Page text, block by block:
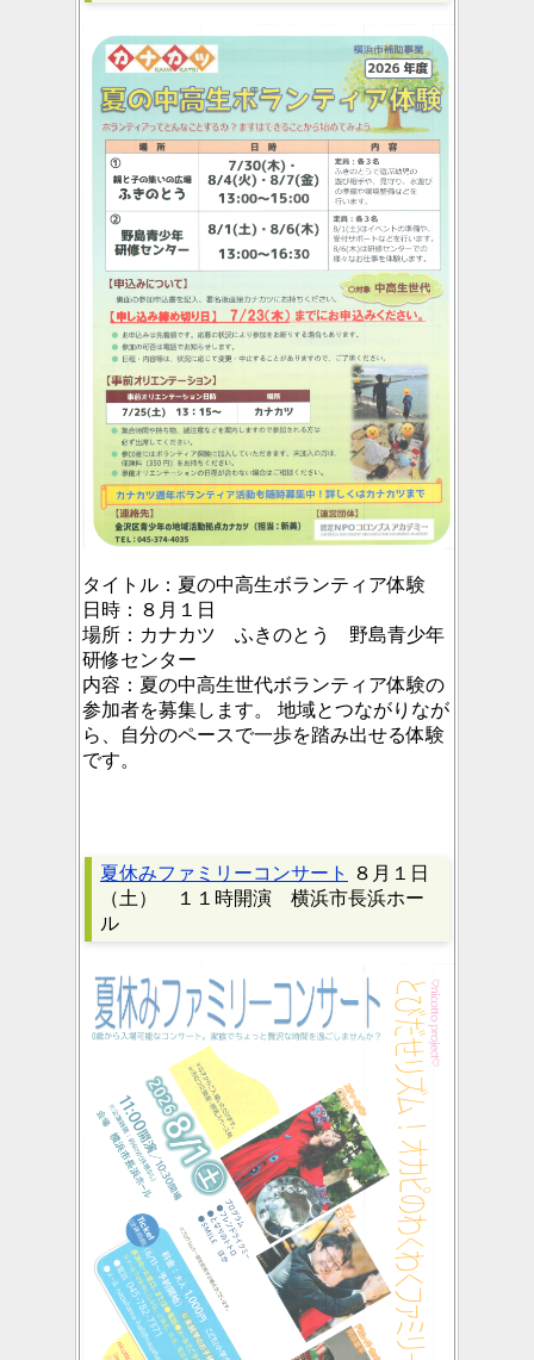
タイトル： 夏の中高生ボランティア体験
日時： ８月１日
場所： カナカツ ふきのとう 野島青少年
研修センター
内容： 夏の中高生世代ボランティア体験の
参加者を募集します。 地域とつながりなが
ら、自分のペースで一歩を踏み出せる体験
です。
夏休みファミリーコンサート
８月１日
（土） １１時開演 横浜市長浜ホー
ル